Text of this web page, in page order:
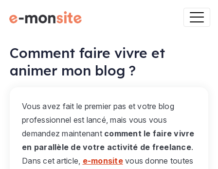
Comment faire vivre et
animer mon blog ?
Vous avez fait le premier pas et votre blog
professionnel est lancé, mais vous vous
demandez maintenantcomment le faire vivre
en parallèle de votre activité de freelance.
Dans cet article, e-monsitevous donne toutes